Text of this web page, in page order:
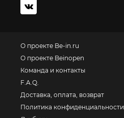
О проекте Be-in.ru
О проекте Beinopen
Команда и контакты
F.A.Q.
Доставка, оплата, возврат
Политика конфиденциальности